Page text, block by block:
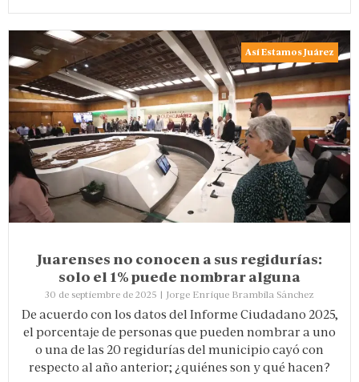
Así Estamos Juárez
Juarenses no conocen a sus regidurías:
solo el 1% puede nombrar alguna
30 de septiembre de 2025 | Jorge Enrique Brambila Sánchez
De acuerdo con los datos del Informe Ciudadano 2025,
el porcentaje de personas que pueden nombrar a uno
o una de las 20 regidurías del municipio cayó con
respecto al año anterior; ¿quiénes son y qué hacen?